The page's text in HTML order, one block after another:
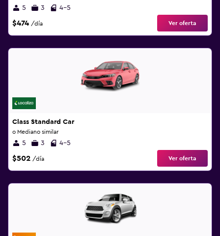
5 3 4-5
$474 /día Ver oferta
Class Standard Car
o Mediano similar
5 3 4-5
$502 /día Ver oferta